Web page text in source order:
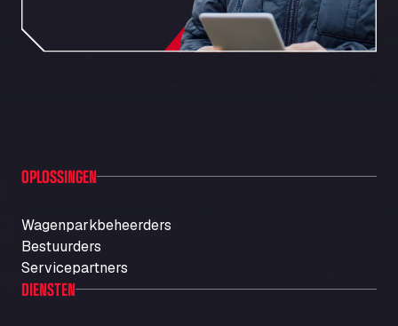
OPLOSSINGEN
Wagenparkbeheerders
Bestuurders
Servicepartners
DIENSTEN